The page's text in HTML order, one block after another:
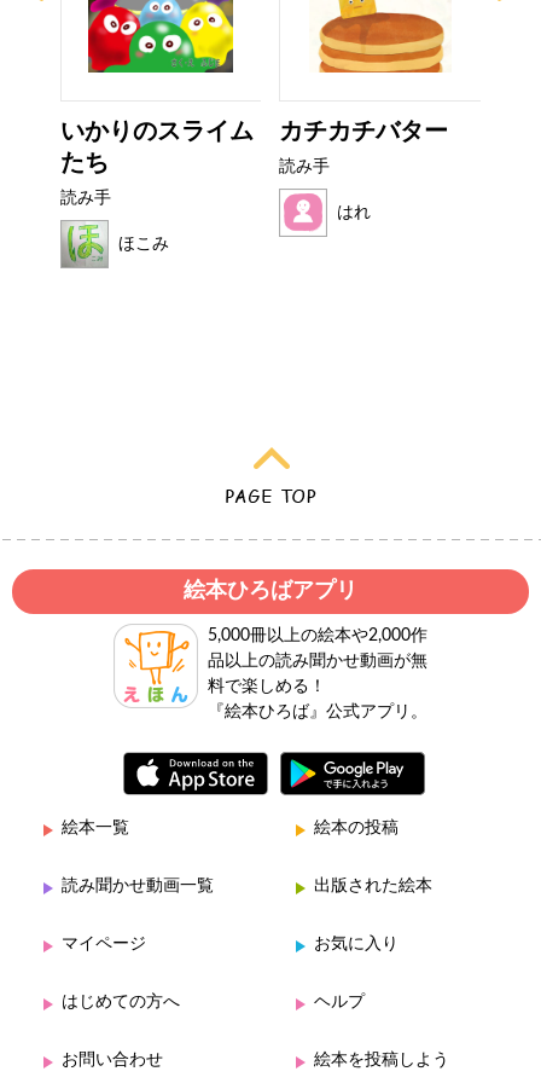
いかりのスライム
たち
読み手
ほこみ
カチカチバター
読み手
はれ
絵本ひろばアプリ
5,000冊以上の絵本や2,000作
品以上の読み聞かせ動画が無
料で楽しめる！
『絵本ひろば』公式アプリ。
絵本一覧 絵本の投稿
読み聞かせ動画一覧 出版された絵本
マイページ お気に入り
はじめての方へ ヘルプ
お問い合わせ 絵本を投稿しよう